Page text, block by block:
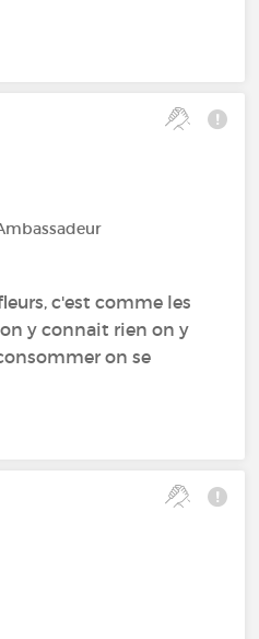
c'est comme les
y connait rien on y
on se